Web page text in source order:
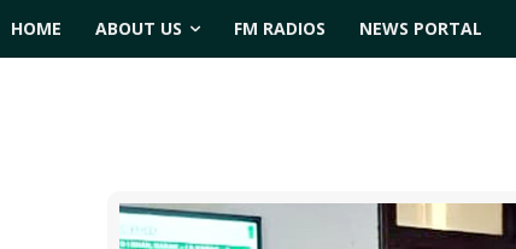
HOME ABOUT US FM RADIOS NEWS PORTAL